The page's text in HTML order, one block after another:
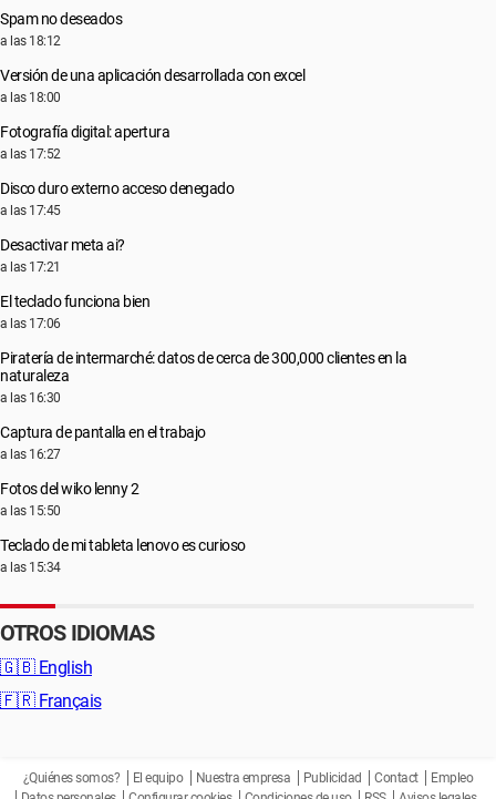
Spam no deseados
a las 18:12
Versión de una aplicación desarrollada con excel
a las 18:00
Fotografía digital: apertura
a las 17:52
Disco duro externo acceso denegado
a las 17:45
Desactivar meta ai?
a las 17:21
El teclado funciona bien
a las 17:06
Piratería de intermarché: datos de cerca de 300,000 clientes en la
naturaleza
a las 16:30
Captura de pantalla en el trabajo
a las 16:27
Fotos del wiko lenny 2
a las 15:50
Teclado de mi tableta lenovo es curioso
a las 15:34
OTROS IDIOMAS
🇬🇧 English
🇫🇷 Français
¿Quiénes somos? El equipo Nuestra empresa Publicidad Contact
Empleo